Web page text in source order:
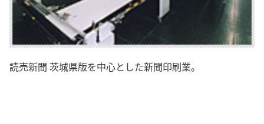
読売新聞 茨城県版を中心とした新聞印刷業。